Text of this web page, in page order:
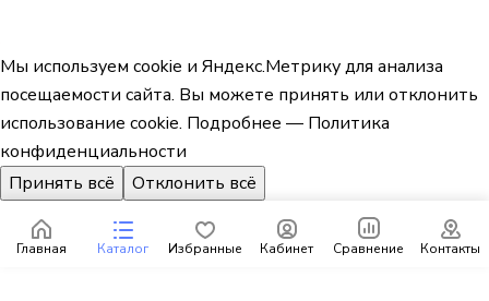
Главная Каталог Избранные Кабинет Сравнение Контакты
Мы используем cookie и Яндекс.Метрику для анализа
посещаемости сайта. Вы можете принять или отклонить
использование cookie. Подробнее — Политика
конфиденциальности
Принять всё
Отклонить всё